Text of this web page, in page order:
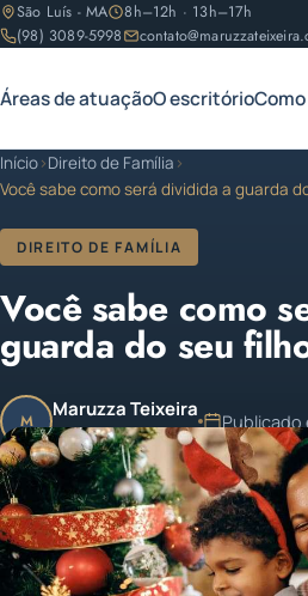
São Luís - MA
8h–12h · 13h–17h
(98) 3089-5998
Áreas de atuaçãoO escritório
Início›Direito de Família ›
Você sabe como será dividida a guarda
DIREITO DE FAMÍLIA
Você sabe como
guarda do seu
M Maruzza Teixeira
OAB/MA 11.810
Publicado
1 min de leitura